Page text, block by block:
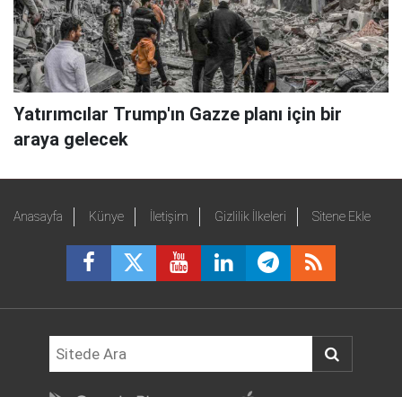
Yatırımcılar Trump'ın Gazze planı için bir
araya gelecek
Anasayfa Künye İletişim Gizlilik İlkeleri Sitene Ekle